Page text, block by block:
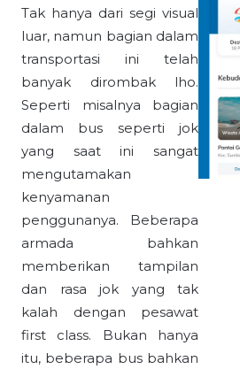
Tak hanya dari segi visual
luar, namun bagian dalam
transportasi ini telah
banyak dirombak lho.
Seperti misalnya bagian
dalam bus seperti jok
yang saat ini sangat
mengutamakan
kenyamanan
penggunanya. Beberapa
armada bahkan
memberikan tampilan
dan rasa jok yang tak
kalah dengan pesawat
first class. Bukan hanya
itu, beberapa bus bahkan